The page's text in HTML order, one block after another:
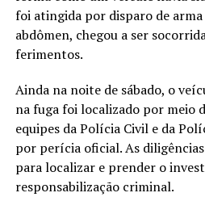
foi atingida por disparo de
abdômen, chegou a ser
ferimentos.
Ainda na noite de sábado, o
na fuga foi localizado por meio
equipes da Polícia Civil e da
por perícia oficial. As
para localizar e prender o
responsabilização criminal.